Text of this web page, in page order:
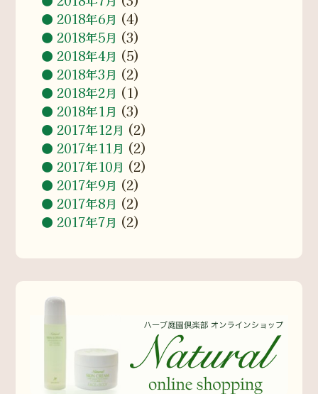
2018年6月 (4)
2018年5月 (3)
2018年4月 (5)
2018年3月 (2)
2018年2月 (1)
2018年1月 (3)
2017年12月 (2)
2017年11月 (2)
2017年10月 (2)
2017年9月 (2)
2017年8月 (2)
2017年7月 (2)